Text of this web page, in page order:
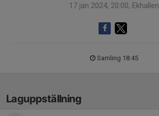
17 jan 2024, 20:00, Ekhallen
Samling 18:45
Laguppställning